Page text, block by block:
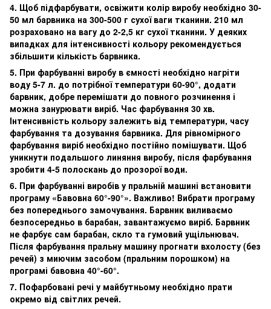
4. Щоб підфарбувати, освіжити колір виробу необхідно 30-
50 мл барвника на 300-500 г сухої ваги тканини. 210 мл
розраховано на вагу до 2-2,5 кг сухої тканини. У деяких
випадках для інтенсивності кольору рекомендується
збільшити кількість барвника.
5. При фарбуванні виробу в ємності необхідно нагріти
воду 5-7 л. до потрібної температури 60-90°, додати
барвник, добре перемішати до повного розчинення і
можна занурювати виріб. Час фарбування 30 хв.
Інтенсивність кольору залежить від температури, часу
фарбування та дозування барвника. Для рівномірного
фарбування виріб необхідно постійно помішувати. Щоб
уникнути подальшого линяння виробу, після фарбування
зробити 4-5 полоскань до прозорої води.
6. При фарбуванні виробів у пральній машині встановити
програму «Бавовна 60°-90°». Важливо! Вибрати програму
без попереднього замочування. Барвник виливаємо
безпосередньо в барабан, завантажуємо виріб. Барвник
не фарбує сам барабан, скло та гумовий ущільнювач.
Після фарбування пральну машину прогнати вхолосту (без
речей) з миючим засобом (пральним порошком) на
програмі бавовна 40°-60°.
7. Пофарбовані речі у майбутньому необхідно прати
окремо від світлих речей.